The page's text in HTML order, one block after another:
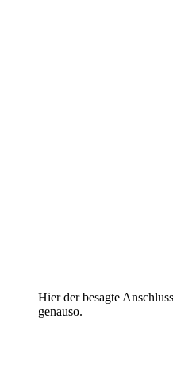
Hier der besagte
genauso.